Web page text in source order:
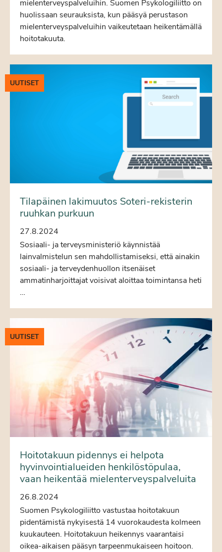
mielenterveyspalveluihin. Suomen Psykologiliitto on
huolissaan seurauksista, kun pääsyä perustason
mielenterveyspalveluihin vaikeutetaan heikentämällä
hoitotakuuta.
UUTISET
Tilapäinen lakimuutos Soteri-rekisterin
ruuhkan purkuun
27.8.2024
Sosiaali- ja terveysministeriö käynnistää
lainvalmistelun sen mahdollistamiseksi, että ainakin
sosiaali- ja terveydenhuollon itsenäiset
ammatinharjoittajat voisivat aloittaa toimintansa heti
…
UUTISET
Hoitotakuun pidennys ei helpota
hyvinvointialueiden henkilöstöpulaa,
vaan heikentää mielenterveyspalveluita
26.8.2024
Suomen Psykologiliitto vastustaa hoitotakuun
pidentämistä nykyisestä 14 vuorokaudesta kolmeen
kuukauteen. Hoitotakuun heikennys vaarantaisi
oikea-aikaisen pääsyn tarpeenmukaiseen hoitoon.